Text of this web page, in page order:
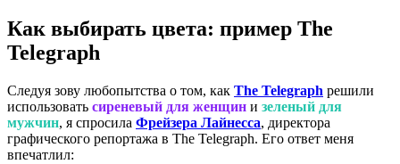
Как выбирать цвета: пример The
Telegraph
Следуя зову любопытства о том, как The Telegraph решили
использовать сиреневый для женщин и зеленый для
мужчин, я спросила Фрейзера Лайнесса, директора
графического репортажа в The Telegraph. Его ответ меня
впечатлил: